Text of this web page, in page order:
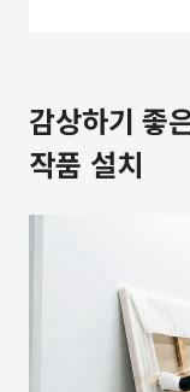
감상하기 좋
작품 설치